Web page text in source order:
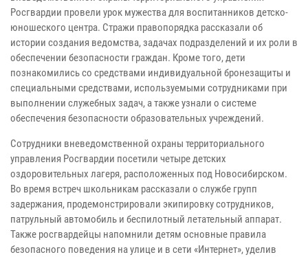
Росгвардии провели урок мужества для воспитанников детско-
юношеского центра. Стражи правопорядка рассказали об
истории создания ведомства, задачах подразделений и их роли в
обеспечении безопасности граждан. Кроме того, дети
познакомились со средствами индивидуальной бронезащиты и
специальными средствами, используемыми сотрудниками при
выполнении служебных задач, а также узнали о системе
обеспечения безопасности образовательных учреждений.
Сотрудники вневедомственной охраны территориального
управления Росгвардии посетили четыре детских
оздоровительных лагеря, расположенных под Новосибирском.
Во время встреч школьникам рассказали о службе групп
задержания, продемонстрировали экипировку сотрудников,
патрульный автомобиль и беспилотный летательный аппарат.
Также росгвардейцы напомнили детям основные правила
безопасного поведения на улице и в сети «Интернет», уделив